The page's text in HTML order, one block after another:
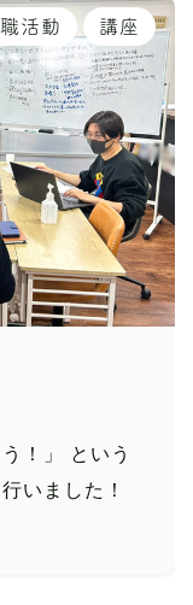
活動 講座
！」 という
いました！